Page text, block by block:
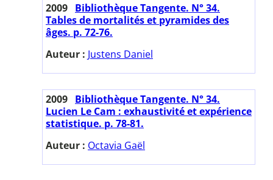
2009 Bibliothèque Tangente. N° 34.
Tables de mortalités et pyramides des
âges. p. 72-76.
Auteur : Justens Daniel
2009 Bibliothèque Tangente. N° 34.
Lucien Le Cam : exhaustivité et expérience
statistique. p. 78-81.
Auteur : Octavia Gaël